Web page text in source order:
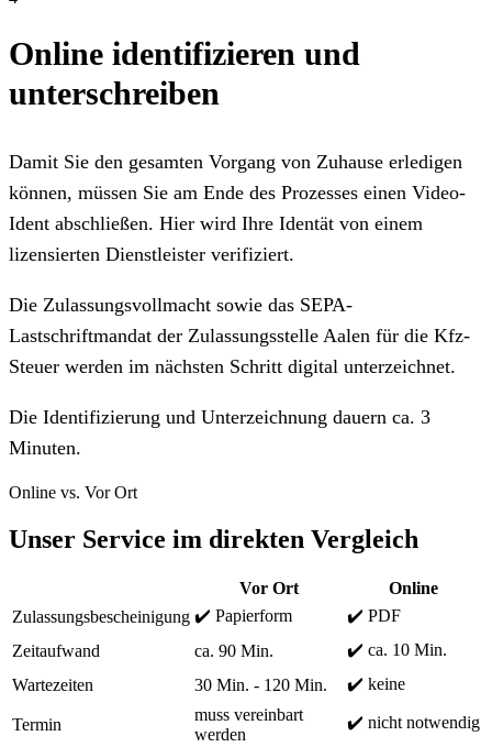
Online identifizieren und
unterschreiben
Damit Sie den gesamten Vorgang von Zuhause erledigen
können, müssen Sie am Ende des Prozesses einen Video-
Ident abschließen. Hier wird Ihre Identät von einem
lizensierten Dienstleister verifiziert.
Die Zulassungsvollmacht sowie das SEPA-
Lastschriftmandat der Zulassungsstelle Aalen für die Kfz-
Steuer werden im nächsten Schritt digital unterzeichnet.
Die Identifizierung und Unterzeichnung dauern ca. 3
Minuten.
Online vs. Vor Ort
Unser Service im direkten Vergleich
Vor Ort
Online
Zulassungsbescheinigung ✔️ Papierform
✔️ PDF
Zeitaufwand
ca. 90 Min.
✔️ ca. 10 Min.
Wartezeiten
30 Min. - 120 Min. ✔️ keine
Termin
muss vereinbart
werden
✔️ nicht notwendig